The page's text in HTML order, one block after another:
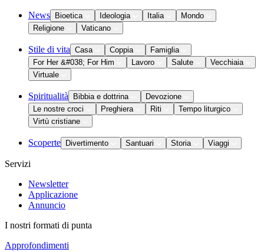
News Bioetica Ideologia Italia
Mondo
Religione
Vaticano
Stile di vita Casa Coppia
Famiglia
For Her &#038; For Him
Lavoro Salute
Vecchiaia
Virtuale
Spiritualità Bibbia e dottrina
Devozione
Le nostre croci
Preghiera Riti
Tempo liturgico
Virtù cristiane
Scoperte Divertimento Santuari Storia Viaggi
Servizi
Newsletter
Applicazione
Annuncio
I nostri formati di punta
Approfondimenti